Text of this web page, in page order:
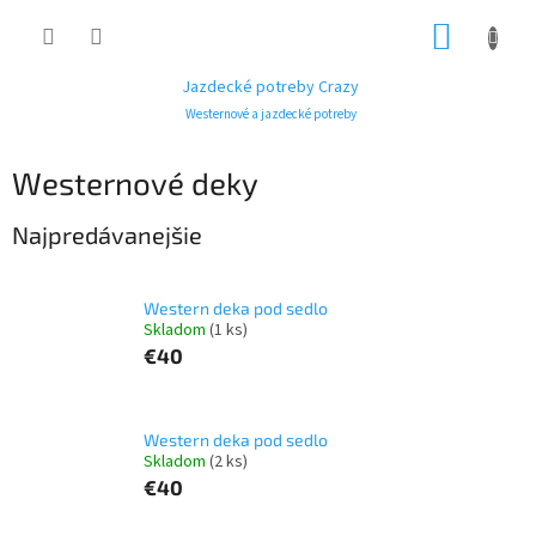
Jazdecké potreby Crazy
Westernové a jazdecké potreby
Westernové deky
Najpredávanejšie
Western deka pod sedlo
Skladom (1 ks)
€40
Western deka pod sedlo
Skladom (2 ks)
€40